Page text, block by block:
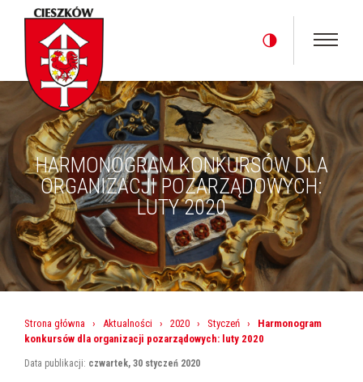
HARMONOGRAM KONKURSÓW DLA
ORGANIZACJI POZARZĄDOWYCH:
LUTY 2020
Strona główna › Aktualności › 2020 › Styczeń ›
Harmonogram
konkursów dla organizacji pozarządowych: luty 2020
Data publikacji: czwartek, 30 styczeń 2020